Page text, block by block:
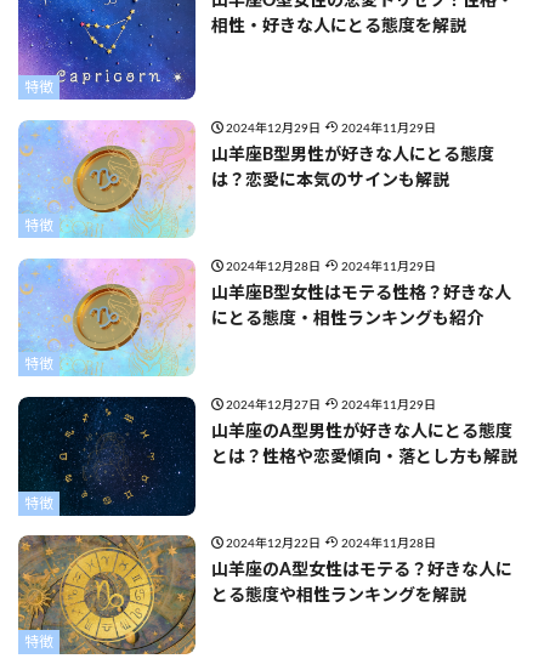
特徴
相性・好きな人にとる態度を解説
特徴
2024年12月29日 2024年11月29日
山羊座B型男性が好きな人にとる態度
は？恋愛に本気のサインも解説
特徴
2024年12月28日 2024年11月29日
山羊座B型女性はモテる性格？好きな人
にとる態度・相性ランキングも紹介
特徴
2024年12月27日 2024年11月29日
山羊座のA型男性が好きな人にとる態度
とは？性格や恋愛傾向・落とし方も解説
特徴
2024年12月22日 2024年11月28日
山羊座のA型女性はモテる？好きな人に
とる態度や相性ランキングを解説